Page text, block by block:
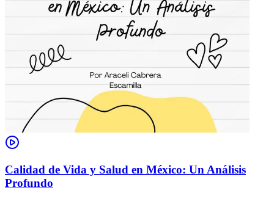
Calidad de Vida y Salud en México: Un Análisis
Profundo